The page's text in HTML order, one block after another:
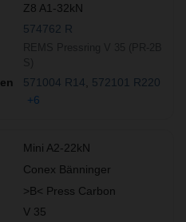
Z8 A1-32kN
574762 R
571004 R14
572101 R220
+6
Mini A2-22kN
Conex Bänninger
>B< Press Carbon
V 35